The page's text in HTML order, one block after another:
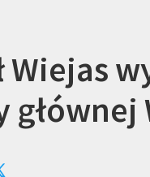
Wiejas
głównej